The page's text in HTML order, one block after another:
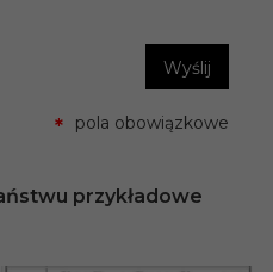
Wyślij
* pola obowiązkowe
przykładowe